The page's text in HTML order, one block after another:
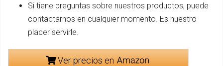
Si tiene preguntas sobre nuestros productos, puede
contactarnos en cualquier momento. Es nuestro
placer servirle.
Ver precios en